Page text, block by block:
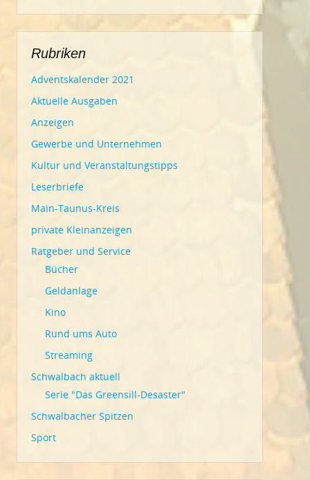
Rubriken
Adventskalender 2021
Aktuelle Ausgaben
Anzeigen
Gewerbe und Unternehmen
Kultur und Veranstaltungstipps
Leserbriefe
Main-Taunus-Kreis
private Kleinanzeigen
Ratgeber und Service
Bücher
Geldanlage
Kino
Rund ums Auto
Streaming
Schwalbach aktuell
Serie "Das Greensill-Desaster"
Schwalbacher Spitzen
Sport